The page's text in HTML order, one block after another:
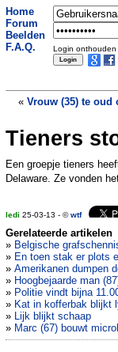
Home
Forum
Beelden
F.A.Q.
Login onthouden
« Vrouw (35) te oud
Tieners
Een groepje tieners
Delaware. Ze vonden
ledi 25-03-13 - ©wtf
Gerelateerde artikelen
» Belgische
» En toen stak er plots
» Amerikanen dumpen
» Hoogbejaarde man
» Politie vindt bijna
» Kat in kofferbak blijkt
» Lijk blijkt schaap
» Marc (67) bouwt